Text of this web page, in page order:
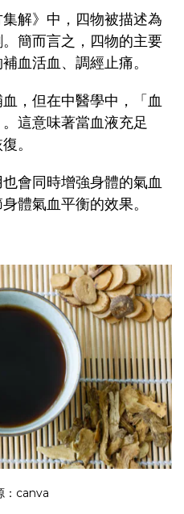
解》中，四物被描述為
簡而言之，四物的主要
血活血、調經止痛。
，但在中醫學中，「血
這意味著當血液充足
。
會同時增強身體的氣血
體氣血平衡的效果。
canva